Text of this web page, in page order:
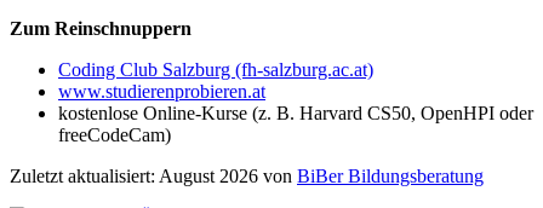
Zum Reinschnuppern
Coding Club Salzburg (fh-salzburg.ac.at)
www.studierenprobieren.at
kostenlose Online-Kurse (z. B. Harvard CS50, OpenHPI oder
freeCodeCam)
Zuletzt aktualisiert: August 2026 von BiBer Bildungsberatung